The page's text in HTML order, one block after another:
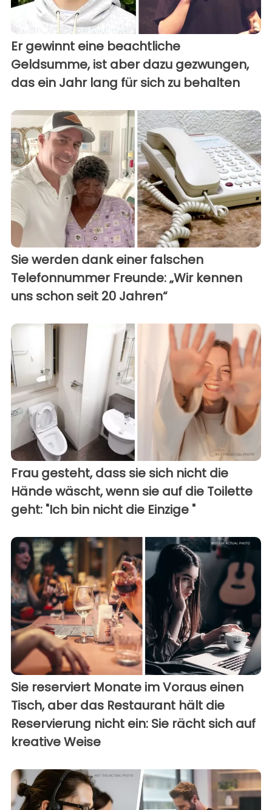
Er gewinnt eine beachtliche
Geldsumme, ist aber dazu gezwungen,
das ein Jahr lang für sich zu behalten
Sie werden dank einer falschen
Telefonnummer Freunde: „Wir kennen
uns schon seit 20 Jahren“
Frau gesteht, dass sie sich nicht die
Hände wäscht, wenn sie auf die Toilette
geht: "Ich bin nicht die Einzige "
Sie reserviert Monate im Voraus einen
Tisch, aber das Restaurant hält die
Reservierung nicht ein: Sie rächt sich auf
kreative Weise